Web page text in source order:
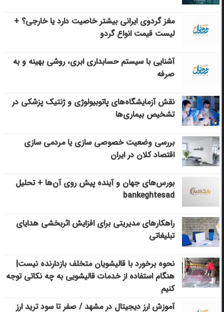
مغز گردوی ایرانی بیشتر خاصیت دارد یا خارجی؟ +
لیست قیمت انواع گردو
آشنایی با سیستم حسابداری ابری، روشی بهینه و به
صرفه
نقش آزمایشگاه‌های پاتوبیولوژی و ژنتیک پزشکی در
تشخیص بیماری‌ها
بررسی وضعیت خصوصی سازی یا مردمی سازی
اقتصاد کلان در ایران
بورس‌های جهان و آینده پیش روی آن‌ها + تحلیل
bankeghtesad
راهکارهای مدیریتی برای افزایش اثربخشی هدایای
تبلیغاتی
نحوه برخورد با قالیشویان متخلف بازدارنده نیست|
هنگام استفاده از خدمات قالیشویی به چه نکاتی توجه
کنیم
آموزش ارز دیجیتال در مشهد / صفر تا سود ترید ارز